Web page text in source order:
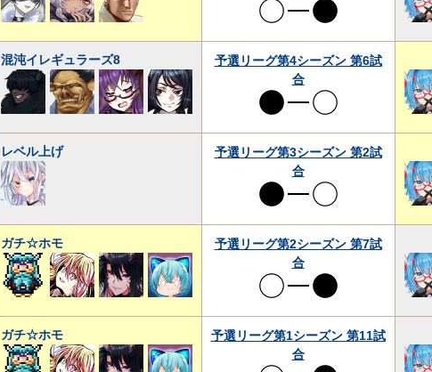
混沌イレギュラーズ8
予選リーグ第4シーズン 第6試
合
レベル上げ
予選リーグ第3シーズン 第2試
合
ガチ☆ホモ
予選リーグ第2シーズン 第7試
合
ガチ☆ホモ
予選リーグ第1シーズン 第11試
合